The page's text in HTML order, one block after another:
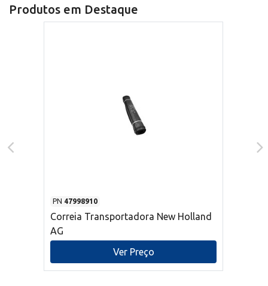
Produtos em Destaque
PN 47998910
Correia Transportadora New Holland
AG
Ver Preço